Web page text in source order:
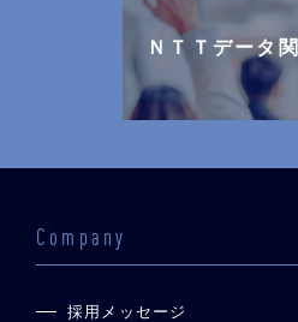
ＮＴＴデータ
Company
採用メッセージ